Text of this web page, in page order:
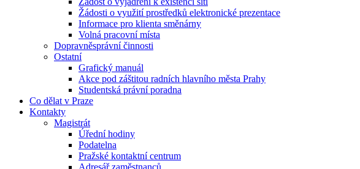
Žádosti o využití prostředků elektronické prezentace
Informace pro klienta směnárny
Volná pracovní místa
Dopravněsprávní činnosti
Ostatní
Grafický manuál
Akce pod záštitou radních hlavního města Prahy
Studentská právní poradna
Co dělat v Praze
Kontakty
Magistrát
Úřední hodiny
Podatelna
Pražské kontaktní centrum
Adresář zaměstnanců